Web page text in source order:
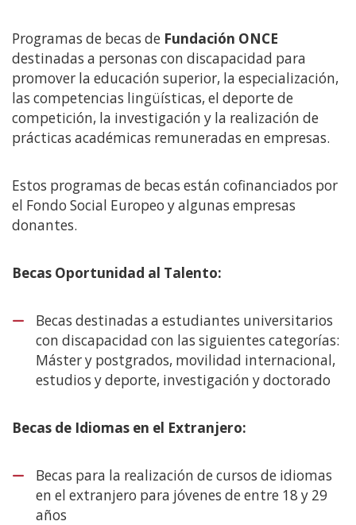
Programas de becas de Fundación ONCE
destinadas a personas con discapacidad para
promover la educación superior, la especialización,
las competencias lingüísticas, el deporte de
competición, la investigación y la realización de
prácticas académicas remuneradas en empresas.
Estos programas de becas están cofinanciados por
el Fondo Social Europeo y algunas empresas
donantes.
Becas Oportunidad al Talento:
Becas destinadas a estudiantes universitarios
con discapacidad con las siguientes categorías:
Máster y postgrados, movilidad internacional,
estudios y deporte, investigación y doctorado
Becas de Idiomas en el Extranjero:
Becas para la realización de cursos de idiomas
en el extranjero para jóvenes de entre 18 y 29
años